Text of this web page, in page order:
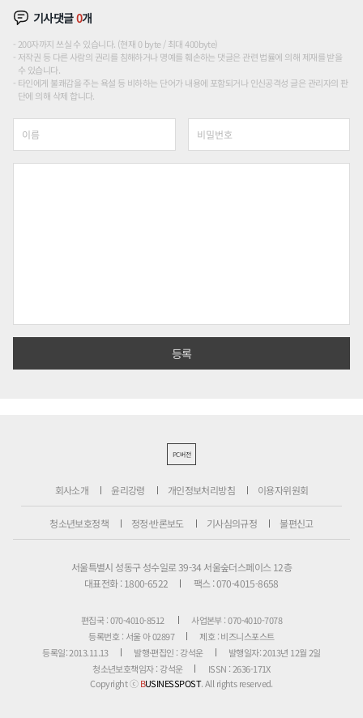
기사댓글0개
200자까지 쓰실 수 있습니다. (현재 0 byte / 최대 400byte)
저작권 등 다른 사람의 권리를 침해하거나 명예를 훼손하는 댓글은 관련 법률에 의해 제재를 받을
수 있습니다.
타인에게 불쾌감을 주는 욕설 등 비하하는 단어가 내용에 포함되거나 인신공격성 글은 관리자의 판
단에 의해 삭제 합니다.
PC버전
회사소개 윤리강령 개인정보처리방침 이용자위원회
청소년보호정책 정정·반론보도 기사심의규정 불편신고
서울특별시 성동구 성수일로 39-34 서울숲더스페이스 12층
대표전화 : 1800-6522
팩스 : 070-4015-8658
편집국 : 070-4010-8512
사업본부 : 070-4010-7078
등록번호 : 서울 아 02897
제호 : 비즈니스포스트
등록일: 2013.11.13
발행·편집인 : 강석운
발행일자: 2013년 12월 2일
청소년보호책임자 : 강석운
ISSN : 2636-171X
Copyright ⓒBUSINESSPOST. All rights reserved.